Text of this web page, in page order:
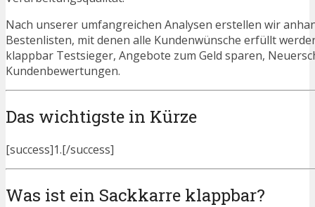
Nach unserer umfangreichen Analysen erstellen wir
Bestenlisten, mit denen alle Kundenwünsche erfüllt
klappbar Testsieger, Angebote zum Geld sparen,
Kundenbewertungen.
Das wichtigste in Kürze
[success]1.[/success]
Was ist ein Sackkarre klappbar?